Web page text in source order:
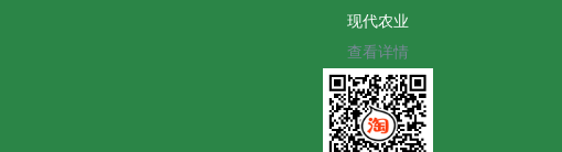
现代农业
查看详情